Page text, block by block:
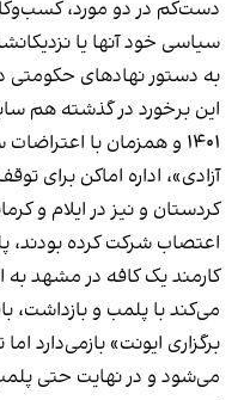
دست‌کم در دو مورد،
سیاسی خود آنها یا
به دستور نهادهای حکومتی
این برخورد در گذشته هم
۱۴۰۱ و همزمان با
آزادی»، اداره اماکن برای
کردستان و نیز در ایلام و
اعتصاب شرکت کرده بودند،
کارمند یک کافه در مشهد
می‌کند با پلمب و بازداشت،
برگزاری ایونت» بازمی‌دارد
می‌شود و در نهایت حتی